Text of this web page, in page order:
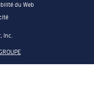
du Web
Inc.